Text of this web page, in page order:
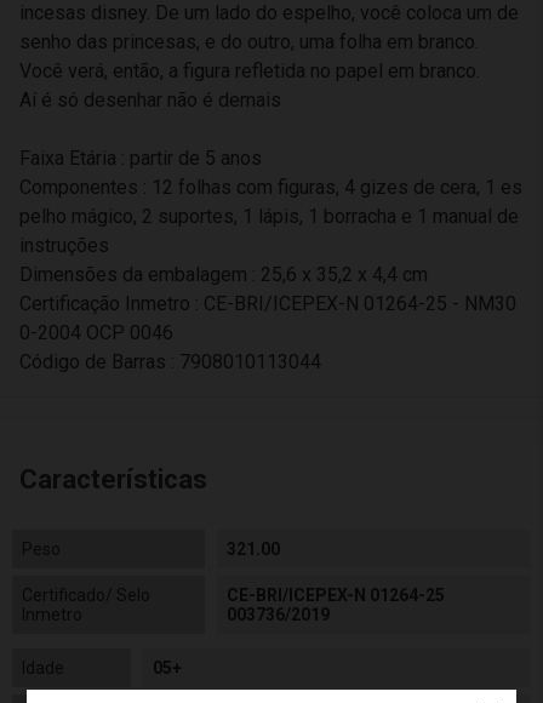
incesas disney. De um lado do espelho, você coloca um de
senho das princesas, e do outro, uma folha em branco.
Você verá, então, a figura refletida no papel em branco.
Aí é só desenhar não é demais
Faixa Etária : partir de 5 anos
Componentes : 12 folhas com figuras, 4 gizes de cera, 1 es
pelho mágico, 2 suportes, 1 lápis, 1 borracha e 1 manual de
instruções
Dimensões da embalagem : 25,6 x 35,2 x 4,4 cm
Certificação Inmetro : CE-BRI/ICEPEX-N 01264-25 - NM30
0-2004 OCP 0046
Código de Barras : 7908010113044
Características
Peso 321.00
Certificado/ Selo
Inmetro
CE-BRI/ICEPEX-N 01264-25
003736/2019
Idade 05+